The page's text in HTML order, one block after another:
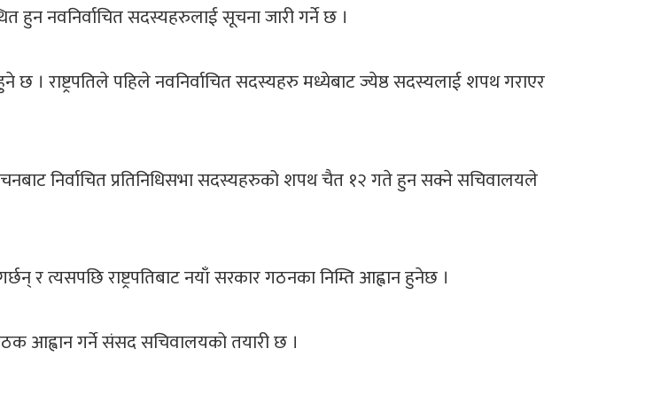
नवनिर्वाचित सदस्यहरुलाई सूचना जारी गर्ने छ ।
। राष्ट्रपतिले पहिले नवनिर्वाचित सदस्यहरु मध्येबाट ज्येष्ठ सदस्यलाई शपथ गराएर
निर्वाचित प्रतिनिधिसभा सदस्यहरुको शपथ चैत १२ गते हुन सक्ने सचिवालयले
राष्ट्रपतिबाट नयाँ सरकार गठनका निम्ति आह्वान हुनेछ ।
आह्वान गर्ने संसद सचिवालयको तयारी छ ।